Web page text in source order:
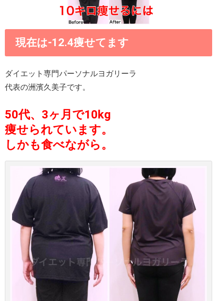
現在は-12.4痩せてます
ダイエット専門パーソナルヨガリーラ
代表の洲濱久美子です。
50代、3ヶ月で10kg
痩せられています。
しかも食べながら。